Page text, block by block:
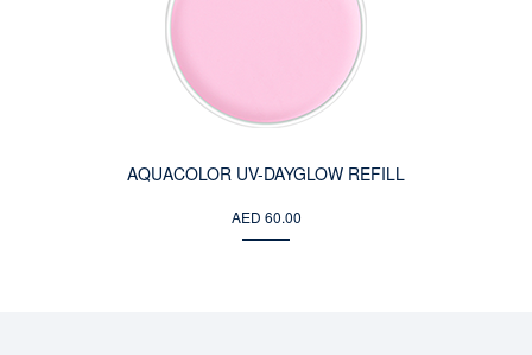
AQUACOLOR UV-DAYGLOW REFILL
AED 60.00